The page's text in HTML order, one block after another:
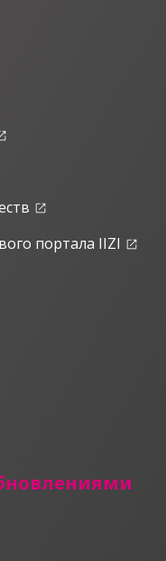
launch
портала IIZI launch